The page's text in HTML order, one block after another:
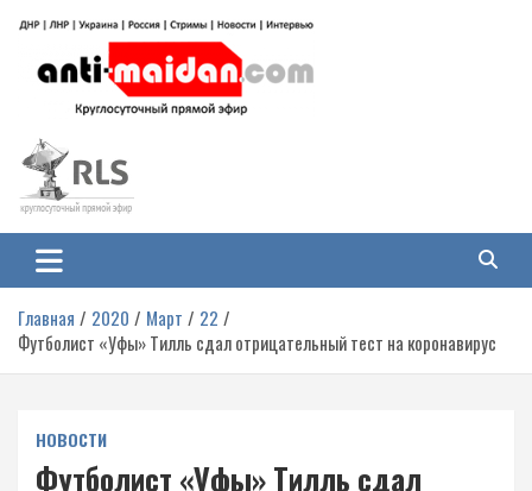
содержимому
Антимайдан: Гражданская война
на Украине
гражданской войне на Украине, включая события в Новороссии, ДНР,
ЛНР и других регионах.
Главная 2020 Март
22
Футболист «Уфы» Тилль сдал отрицательный тест на коронавирус
НОВОСТИ
Футболист «Уфы» Тилль сдал